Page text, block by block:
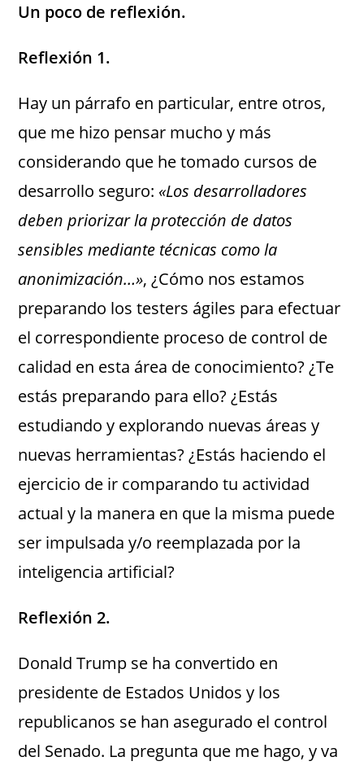
Un poco de reflexión.
Reflexión 1.
Hay un párrafo en particular, entre otros,
que me hizo pensar mucho y más
considerando que he tomado cursos de
desarrollo seguro: «Los desarrolladores
deben priorizar la protección de datos
sensibles mediante técnicas como la
anonimización…», ¿Cómo nos estamos
preparando los testers ágiles para efectuar
el correspondiente proceso de control de
calidad en esta área de conocimiento? ¿Te
estás preparando para ello? ¿Estás
estudiando y explorando nuevas áreas y
nuevas herramientas? ¿Estás haciendo el
ejercicio de ir comparando tu actividad
actual y la manera en que la misma puede
ser impulsada y/o reemplazada por la
inteligencia artificial?
Reflexión 2.
Donald Trump se ha convertido en
presidente de Estados Unidos y los
republicanos se han asegurado el control
del Senado. La pregunta que me hago, y va